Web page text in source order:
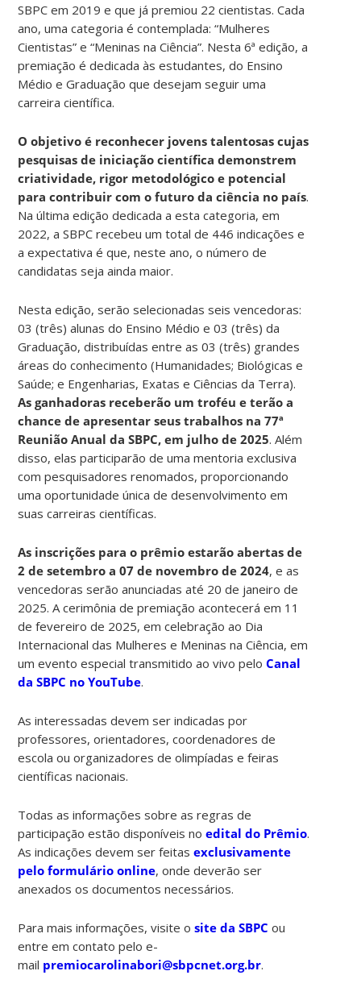
SBPC em 2019 e que já premiou 22 cientistas. Cada
ano, uma categoria é contemplada: “Mulheres
Cientistas” e “Meninas na Ciência”. Nesta 6ª edição, a
premiação é dedicada às estudantes, do Ensino
Médio e Graduação que desejam seguir uma
carreira científica.
O objetivo é reconhecer jovens talentosas cujas
pesquisas de iniciação científica demonstrem
criatividade, rigor metodológico e potencial
para contribuir com o futuro da ciência no país.
Na última edição dedicada a esta categoria, em
2022, a SBPC recebeu um total de 446 indicações e
a expectativa é que, neste ano, o número de
candidatas seja ainda maior.
Nesta edição, serão selecionadas seis vencedoras:
03 (três) alunas do Ensino Médio e 03 (três) da
Graduação, distribuídas entre as 03 (três) grandes
áreas do conhecimento (Humanidades; Biológicas e
Saúde; e Engenharias, Exatas e Ciências da Terra).
As ganhadoras receberão um troféu e terão a
chance de apresentar seus trabalhos na 77ª
Reunião Anual da SBPC, em julho de 2025. Além
disso, elas participarão de uma mentoria exclusiva
com pesquisadores renomados, proporcionando
uma oportunidade única de desenvolvimento em
suas carreiras científicas.
As inscrições para o prêmio estarão abertas de
2 de setembro a 07 de novembro de 2024, e as
vencedoras serão anunciadas até 20 de janeiro de
2025. A cerimônia de premiação acontecerá em 11
de fevereiro de 2025, em celebração ao Dia
Internacional das Mulheres e Meninas na Ciência, em
um evento especial transmitido ao vivo peloCanal
da SBPC no YouTube.
As interessadas devem ser indicadas por
professores, orientadores, coordenadores de
escola ou organizadores de olimpíadas e feiras
científicas nacionais.
Todas as informações sobre as regras de
participação estão disponíveis noedital do Prêmio.
As indicações devem ser feitasexclusivamente
pelo formulário online, onde deverão ser
anexados os documentos necessários.
Para mais informações, visite osite da SBPC ou
entre em contato pelo e-
mail premiocarolinabori@sbpcnet.org.br.